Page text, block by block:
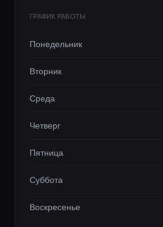
ГРАФИК РАБОТЫ
Понедельник
Вторник
Среда
Четверг
Пятница
Суббота
Воскресенье